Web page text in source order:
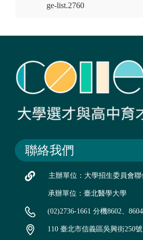
ge-list.2760
聯絡我們
主辦單位：大學招生委員會聯
承辦單位：臺北醫學大學
(02)2736-1661 分機8602、8604
110 臺北市信義區吳興街250